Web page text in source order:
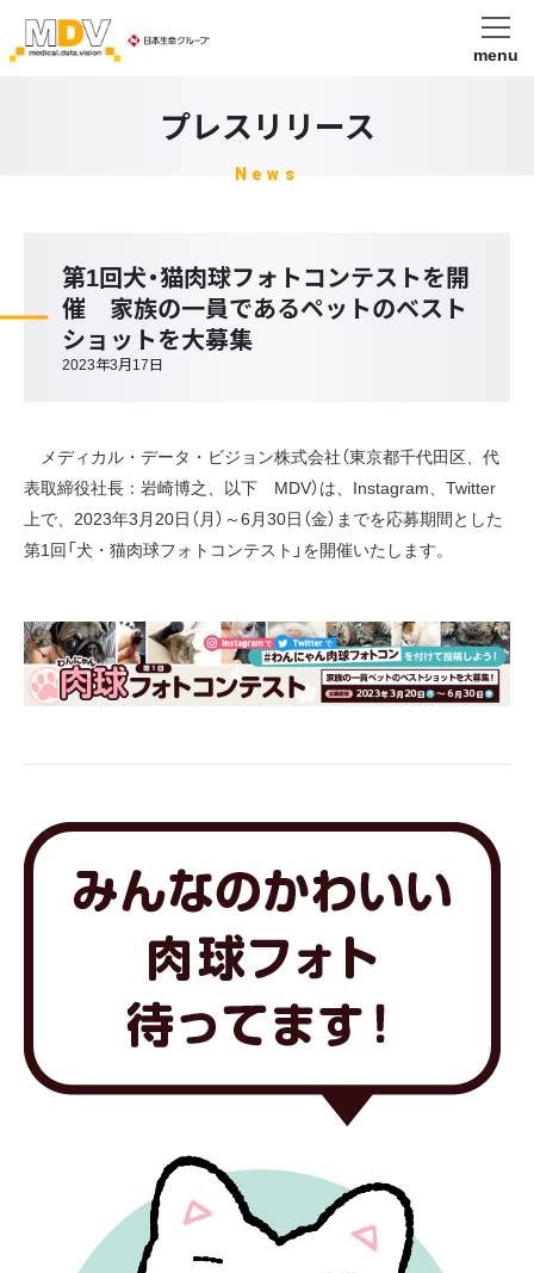
menu
プレスリリース
News
第1回犬・猫肉球フォトコンテストを開
催 家族の一員であるペットのベスト
ショットを大募集
2023年3月17日
メディカル・データ・ビジョン株式会社（東京都千代田区、代
表取締役社長：岩崎博之、以下 MDV）は、Instagram、Twitter
上で、2023年3月20日（月）～6月30日（金）までを応募期間とした
第1回「犬・猫肉球フォトコンテスト」を開催いたします。